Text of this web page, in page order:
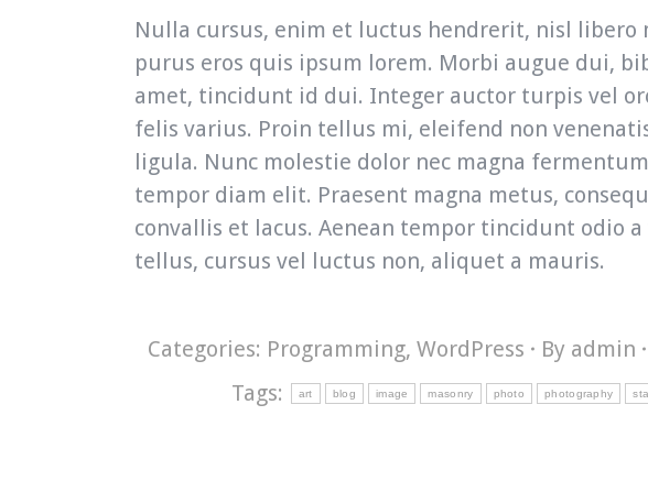
Nulla cursus, enim et luctus hendrerit, nisl
purus eros quis ipsum lorem. Morbi augue dui,
amet, tincidunt id dui. Integer auctor turpis vel
felis varius. Proin tellus mi, eleifend non
ligula. Nunc molestie dolor nec magna
tempor diam elit. Praesent magna metus,
convallis et lacus. Aenean tempor tincidunt odio a
tellus, cursus vel luctus non, aliquet a mauris.
Categories: Programming, WordPress By admin
Tags:
art blog image masonry photo photography